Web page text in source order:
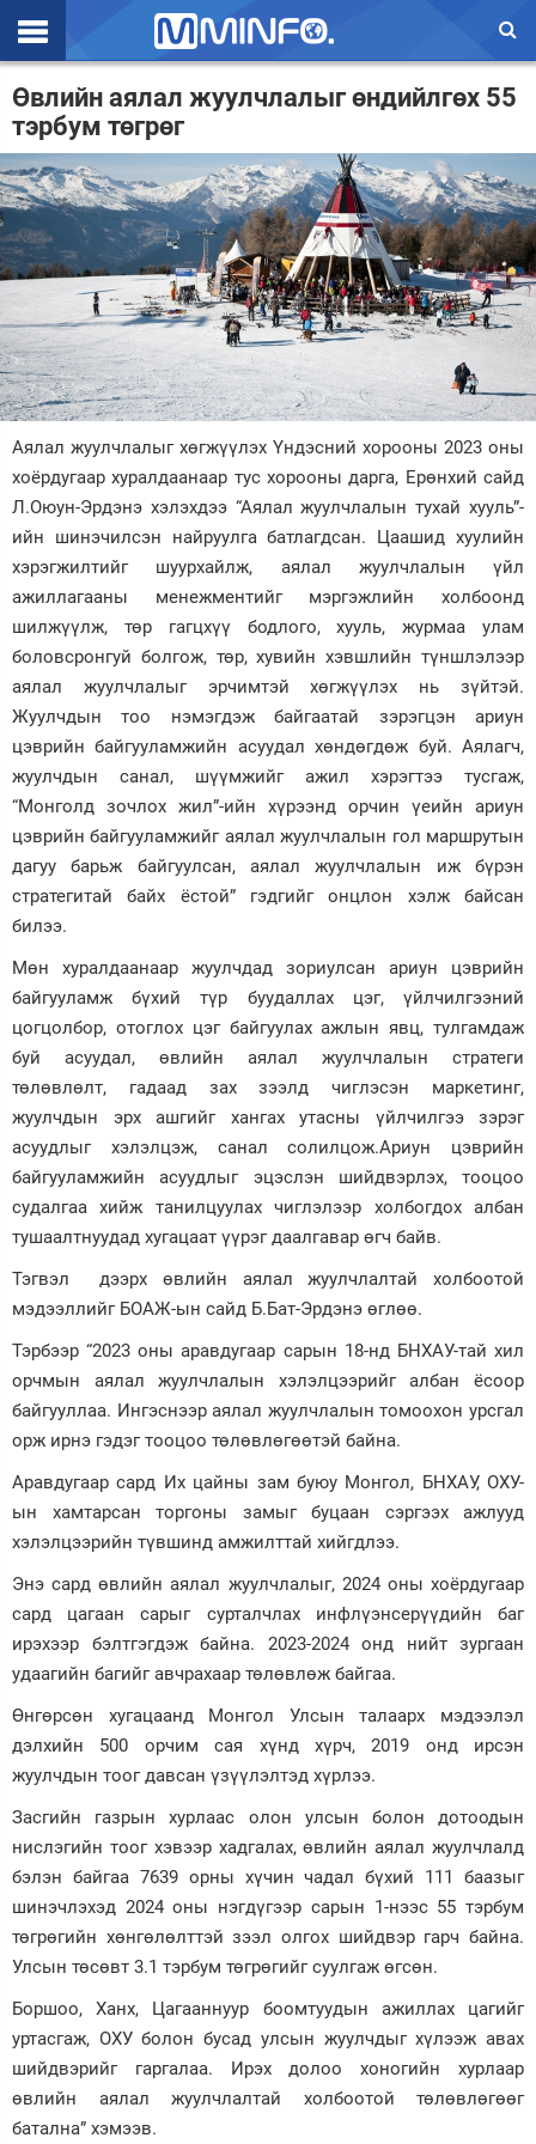
Эхлэл
Цаг агаар
Валют ханш
Улс төр
Эдийн засаг
Үзэл бодол
Спорт
Нийгэм
Дэлхий
Зурхай
Өвлийн аялал жуулчлалыг өндийлгөх 55
тэрбум төгрөг
Аялал жуулчлалыг хөгжүүлэх Үндэсний хорооны 2023 оны
хоёрдугаар хуралдаанаар тус хорооны дарга, Ерөнхий сайд
Л.Оюун-Эрдэнэ хэлэхдээ “Аялал жуулчлалын тухай хууль”-
ийн шинэчилсэн найруулга батлагдсан. Цаашид хуулийн
хэрэгжилтийг шуурхайлж, аялал жуулчлалын үйл
ажиллагааны менежментийг мэргэжлийн холбоонд
шилжүүлж, төр гагцхүү бодлого, хууль, журмаа улам
боловсронгуй болгож, төр, хувийн хэвшлийн түншлэлээр
аялал жуулчлалыг эрчимтэй хөгжүүлэх нь зүйтэй.
Жуулчдын тоо нэмэгдэж байгаатай зэрэгцэн ариун
цэврийн байгууламжийн асуудал хөндөгдөж буй. Аялагч,
жуулчдын санал, шүүмжийг ажил хэрэгтээ тусгаж,
“Монголд зочлох жил”-ийн хүрээнд орчин үеийн ариун
цэврийн байгууламжийг аялал жуулчлалын гол маршрутын
дагуу барьж байгуулсан, аялал жуулчлалын иж бүрэн
стратегитай байх ёстой” гэдгийг онцлон хэлж байсан
билээ.
Мөн хуралдаанаар жуулчдад зориулсан ариун цэврийн
байгууламж бүхий түр буудаллах цэг, үйлчилгээний
цогцолбор, отоглох цэг байгуулах ажлын явц, тулгамдаж
буй асуудал, өвлийн аялал жуулчлалын стратеги
төлөвлөлт, гадаад зах зээлд чиглэсэн маркетинг,
жуулчдын эрх ашгийг хангах утасны үйлчилгээ зэрэг
асуудлыг хэлэлцэж, санал солилцож.Ариун цэврийн
байгууламжийн асуудлыг эцэслэн шийдвэрлэх, тооцоо
судалгаа хийж танилцуулах чиглэлээр холбогдох албан
тушаалтнуудад хугацаат үүрэг даалгавар өгч байв.
Тэгвэл дээрх өвлийн аялал жуулчлалтай холбоотой
мэдээллийг БОАЖ-ын сайд Б.Бат-Эрдэнэ өглөө.
Тэрбээр “2023 оны аравдугаар сарын 18-нд БНХАУ-тай хил
орчмын аялал жуулчлалын хэлэлцээрийг албан ёсоор
байгууллаа. Ингэснээр аялал жуулчлалын томоохон урсгал
орж ирнэ гэдэг тооцоо төлөвлөгөөтэй байна.
Аравдугаар сард Их цайны зам буюу Монгол, БНХАУ, ОХУ-
ын хамтарсан торгоны замыг буцаан сэргээх ажлууд
хэлэлцээрийн түвшинд амжилттай хийгдлээ.
Энэ сард өвлийн аялал жуулчлалыг, 2024 оны хоёрдугаар
сард цагаан сарыг сурталчлах инфлүэнсерүүдийн баг
ирэхээр бэлтгэгдэж байна. 2023-2024 онд нийт зургаан
удаагийн багийг авчрахаар төлөвлөж байгаа.
Өнгөрсөн хугацаанд Монгол Улсын талаарх мэдээлэл
дэлхийн 500 орчим сая хүнд хүрч, 2019 онд ирсэн
жуулчдын тоог давсан үзүүлэлтэд хүрлээ.
Засгийн газрын хурлаас олон улсын болон дотоодын
нислэгийн тоог хэвээр хадгалах, өвлийн аялал жуулчлалд
бэлэн байгаа 7639 орны хүчин чадал бүхий 111 баазыг
шинэчлэхэд 2024 оны нэгдүгээр сарын 1-нээс 55 тэрбум
төгрөгийн хөнгөлөлттэй зээл олгох шийдвэр гарч байна.
Улсын төсөвт 3.1 тэрбум төгрөгийг суулгаж өгсөн.
Боршоо, Ханх, Цагааннуур боомтуудын ажиллах цагийг
уртасгаж, ОХУ болон бусад улсын жуулчдыг хүлээж авах
шийдвэрийг гаргалаа. Ирэх долоо хоногийн хурлаар
өвлийн аялал жуулчлалтай холбоотой төлөвлөгөөг
батална” хэмээв.